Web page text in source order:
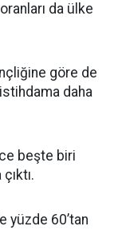
da ülke
göre de
daha
beşte biri
yüzde 60’tan